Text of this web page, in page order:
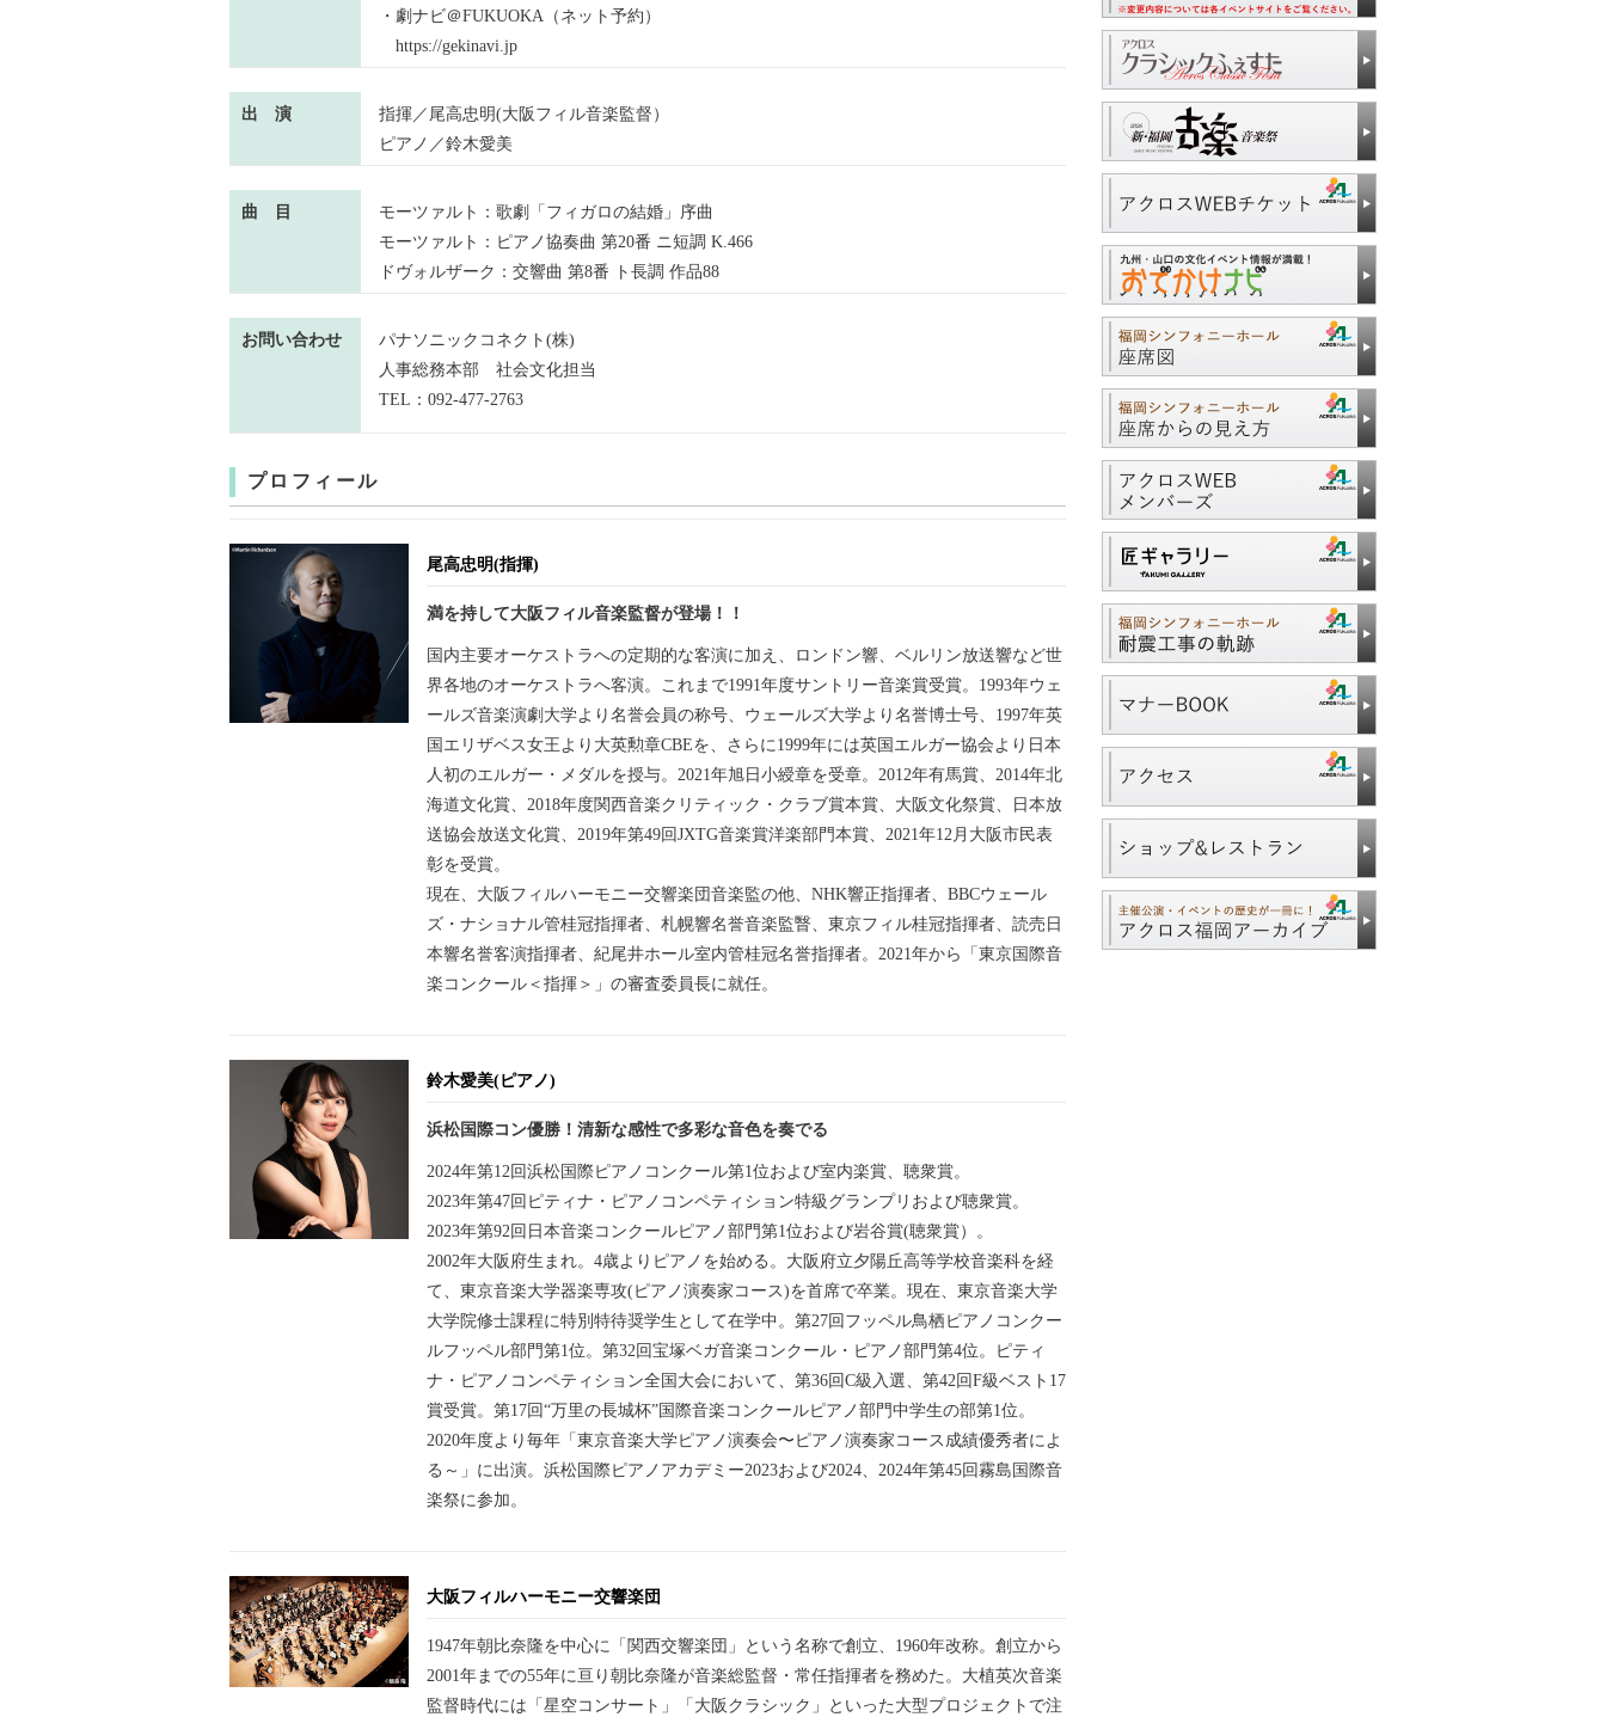
・劇ナビ＠FUKUOKA（ネット予約）
https://gekinavi.jp
出 演
指揮／尾高忠明(大阪フィル音楽監督）
ピアノ／鈴木愛美
曲 目
モーツァルト：歌劇「フィガロの結婚」序曲
モーツァルト：ピアノ協奏曲 第20番 ニ短調 K.466
ドヴォルザーク：交響曲 第8番 ト長調 作品88
お問い合わせ
パナソニックコネクト(株)
人事総務本部 社会文化担当
TEL：092-477-2763
プロフィール
尾高忠明(指揮)
満を持して大阪フィル音楽監督が登場！！
国内主要オーケストラへの定期的な客演に加え、ロンドン響、ベルリン放送響など世
界各地のオーケストラへ客演。これまで1991年度サントリー音楽賞受賞。1993年ウェ
ールズ音楽演劇大学より名誉会員の称号、ウェールズ大学より名誉博士号、1997年英
国エリザベス女王より大英勲章CBEを、さらに1999年には英国エルガー協会より日本
人初のエルガー・メダルを授与。2021年旭日小綬章を受章。2012年有馬賞、2014年北
海道文化賞、2018年度関西音楽クリティック・クラブ賞本賞、大阪文化祭賞、日本放
送協会放送文化賞、2019年第49回JXTG音楽賞洋楽部門本賞、2021年12月大阪市民表
彰を受賞。
現在、大阪フィルハーモニー交響楽団音楽監の他、NHK響正指揮者、BBCウェール
ズ・ナショナル管桂冠指揮者、札幌響名誉音楽監瞖、東京フィル桂冠指揮者、読売日
本響名誉客演指揮者、紀尾井ホール室内管桂冠名誉指揮者。2021年から「東京国際音
楽コンクール＜指揮＞」の審査委員長に就任。
鈴木愛美(ピアノ)
浜松国際コン優勝！清新な感性で多彩な音色を奏でる
2024年第12回浜松国際ピアノコンクール第1位および室内楽賞、聴衆賞。
2023年第47回ピティナ・ピアノコンペティション特級グランプリおよび聴衆賞。
2023年第92回日本音楽コンクールピアノ部門第1位および岩谷賞(聴衆賞）。
2002年大阪府生まれ。4歳よりピアノを始める。大阪府立夕陽丘高等学校音楽科を経
て、東京音楽大学器楽専攻(ピアノ演奏家コース)を首席で卒業。現在、東京音楽大学
大学院修士課程に特別特待奨学生として在学中。第27回フッペル鳥栖ピアノコンクー
ルフッペル部門第1位。第32回宝塚ベガ音楽コンクール・ピアノ部門第4位。ピティ
ナ・ピアノコンペティション全国大会において、第36回C級入選、第42回F級ベスト17
賞受賞。第17回“万里の長城杯”国際音楽コンクールピアノ部門中学生の部第1位。
2020年度より毎年「東京音楽大学ピアノ演奏会〜ピアノ演奏家コース成績優秀者によ
る～」に出演。浜松国際ピアノアカデミー2023および2024、2024年第45回霧島国際音
楽祭に参加。
大阪フィルハーモニー交響楽団
1947年朝比奈隆を中心に「関西交響楽団」という名称で創立、1960年改称。創立から
2001年までの55年に亘り朝比奈隆が音楽総監督・常任指揮者を務めた。大植英次音楽
監督時代には「星空コンサート」「大阪クラシック」といった大型プロジェクトで注